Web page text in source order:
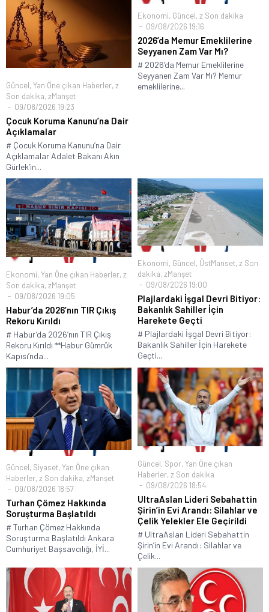
Güncel, Yan Öne çıkan Haberler, z
Son dakika, zManşet
09/08/2026 19:23
Çocuk Koruma Kanunu’na Dair
Açıklamalar
# Çocuk Koruma Kanunu’na Dair
Açıklamalar Adalet Bakanı Akın
Gürlek’in...
Ekonomi, Güncel, z Son dakika
09/08/2026 19:16
2026’da Memur Emeklilerine
Seyyanen Zam Var Mı?
# 2026’da Memur Emeklilerine
Seyyanen Zam Var Mı? Memur
emeklilerine...
Ekonomi, Yan Öne çıkan Haberler, z
Son dakika, zManşet
09/08/2026 19:05
Habur’da 2026’nın TIR Çıkış
Rekoru Kırıldı
# Habur’da 2026’nın TIR Çıkış
Rekoru Kırıldı **Habur Gümrük
Kapısı’nda...
Ekonomi, Güncel, ÜstManset, z Son
dakika, zManşet
09/08/2026 19:00
Plajlardaki İşgal Devri Bitiyor:
Bakanlık Sahiller İçin
Harekete Geçti
# Plajlardaki İşgal Devri Bitiyor:
Bakanlık Sahiller İçin Harekete
Geçti...
Güncel, Siyaset, Yan Öne çıkan
Haberler, z Son dakika, zManşet
09/08/2026 18:57
Turhan Çömez Hakkında
Soruşturma Başlatıldı
# Turhan Çömez Hakkında
Soruşturma Başlatıldı Ankara
Cumhuriyet Başsavcılığı, İYİ...
Güncel, Spor, Yan Öne çıkan
Haberler, z Son dakika
09/08/2026 18:54
UltraAslan Lideri Sebahattin
Şirin’in Evi Arandı: Silahlar ve
Çelik Yelekler Ele Geçirildi
# UltraAslan Lideri Sebahattin
Şirin’in Evi Arandı: Silahlar ve
Çelik...